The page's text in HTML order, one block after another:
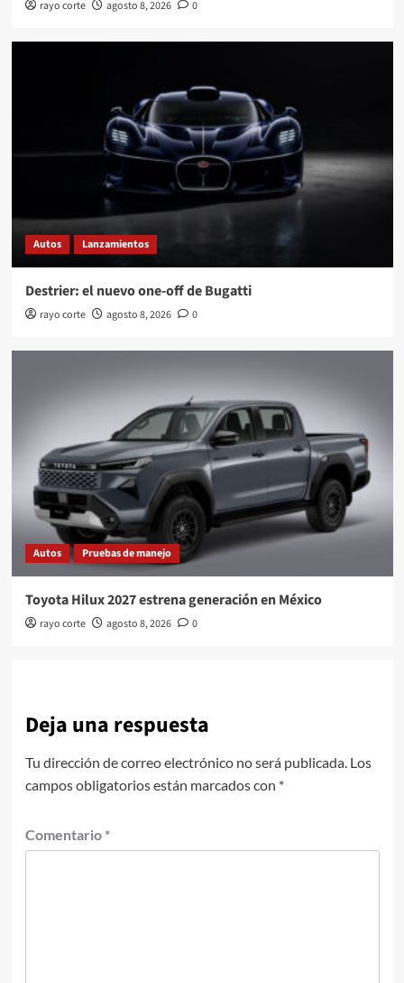
rayo corte agosto 8, 2026 0
Autos Lanzamientos
Destrier: el nuevo one-off de Bugatti
rayo corte agosto 8, 2026 0
Autos Pruebas de manejo
Toyota Hilux 2027 estrena generación en México
rayo corte agosto 8, 2026 0
Deja una respuesta
Tu dirección de correo electrónico no será publicada. Los
campos obligatorios están marcados con *
Comentario *